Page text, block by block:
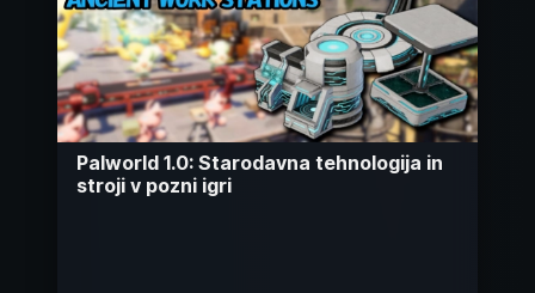
Palworld 1.0: Starodavna tehnologija in
stroji v pozni igri